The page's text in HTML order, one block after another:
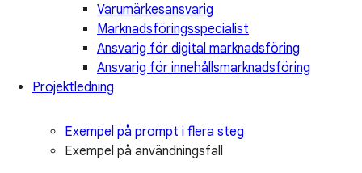
Varumärkesansvarig
Marknadsföringsspecialist
Ansvarig för digital marknadsföring
Ansvarig för innehållsmarknadsföring
Projektledning
Exempel på prompt i flera steg
Exempel på användningsfall